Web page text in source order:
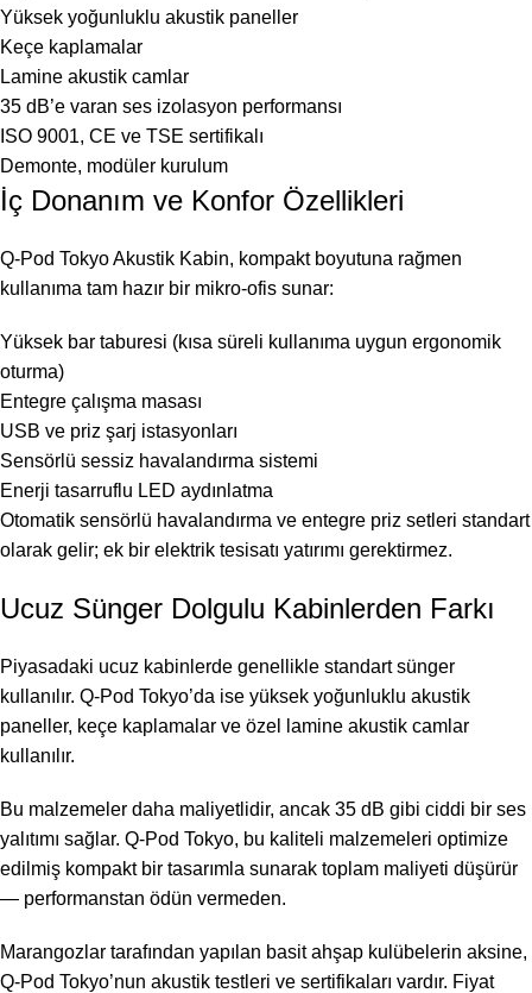
Yüksek yoğunluklu akustik paneller
Keçe kaplamalar
Lamine akustik camlar
35 dB’e varan ses izolasyon performansı
ISO 9001, CE ve TSE sertifikalı
Demonte, modüler kurulum
İç Donanım ve Konfor Özellikleri
Q-Pod Tokyo Akustik Kabin, kompakt boyutuna rağmen
kullanıma tam hazır bir mikro-ofis sunar:
Yüksek bar taburesi (kısa süreli kullanıma uygun ergonomik
oturma)
Entegre çalışma masası
USB ve priz şarj istasyonları
Sensörlü sessiz havalandırma sistemi
Enerji tasarruflu LED aydınlatma
Otomatik sensörlü havalandırma ve entegre priz setleri standart
olarak gelir; ek bir elektrik tesisatı yatırımı gerektirmez.
Ucuz Sünger Dolgulu Kabinlerden Farkı
Piyasadaki ucuz kabinlerde genellikle standart sünger
kullanılır. Q-Pod Tokyo’da ise yüksek yoğunluklu akustik
paneller, keçe kaplamalar ve özel lamine akustik camlar
kullanılır.
Bu malzemeler daha maliyetlidir, ancak 35 dB gibi ciddi bir ses
yalıtımı sağlar. Q-Pod Tokyo, bu kaliteli malzemeleri optimize
edilmiş kompakt bir tasarımla sunarak toplam maliyeti düşürür
— performanstan ödün vermeden.
Marangozlar tarafından yapılan basit ahşap kulübelerin aksine,
Q-Pod Tokyo’nun akustik testleri ve sertifikaları vardır. Fiyat